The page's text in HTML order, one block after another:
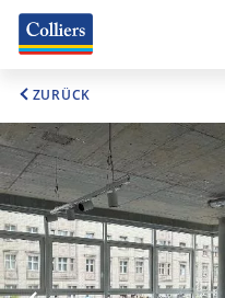
ZURÜCK